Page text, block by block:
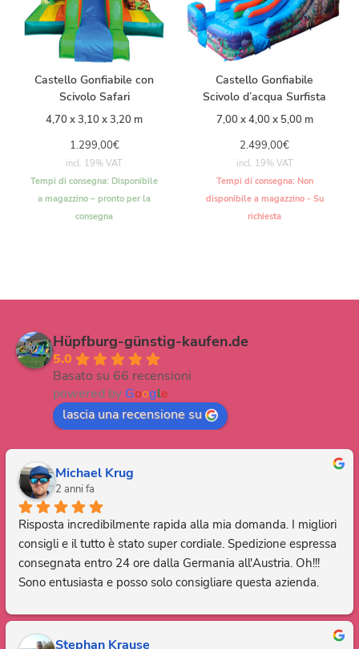
Castello Gonfiabile con
Scivolo Safari
4,70 x 3,10 x 3,20 m
1.299,00€
incl. 19% VAT
Tempi di consegna: Disponibile
a magazzino – pronto per la
consegna
Castello Gonfiabile
Scivolo d’acqua Surfista
7,00 x 4,00 x 5,00 m
2.499,00€
incl. 19% VAT
Tempi di consegna: Non
disponibile a magazzino - Su
richiesta
Hüpfburg-günstig-kaufen.de
5.0
Basato su 66 recensioni
powered by Google
lascia una recensione su
Michael Krug
2 anni fa
Risposta incredibilmente rapida alla mia domanda. I migliori
consigli e il tutto è stato super cordiale. Spedizione espressa
consegnata entro 24 ore dalla Germania all'Austria. Oh!!!
Sono entusiasta e posso solo consigliare questa azienda.
Stephan Krause